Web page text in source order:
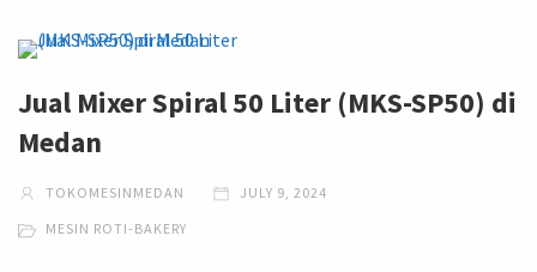
Jual Mixer Spiral 50 Liter (MKS-SP50) di
Medan
TOKOMESINMEDAN JULY 9, 2024
MESIN ROTI-BAKERY